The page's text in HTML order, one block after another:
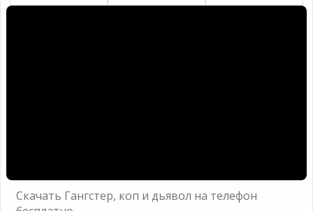
Скачать Гангстер, коп и дьявол на телефон